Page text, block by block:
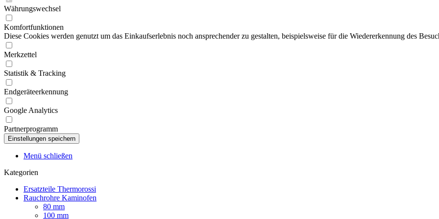
Währungswechsel
Komfortfunktionen
Diese Cookies werden genutzt um das Einkaufserlebnis noch ansprechender zu gestalten, beispielsweise für die Wiedererkennung des
Merkzettel
Statistik & Tracking
Endgeräteerkennung
Google Analytics
Partnerprogramm
Menü schließen
Kategorien
Ersatzteile Thermorossi
Rauchrohre Kaminofen
80 mm
100 mm